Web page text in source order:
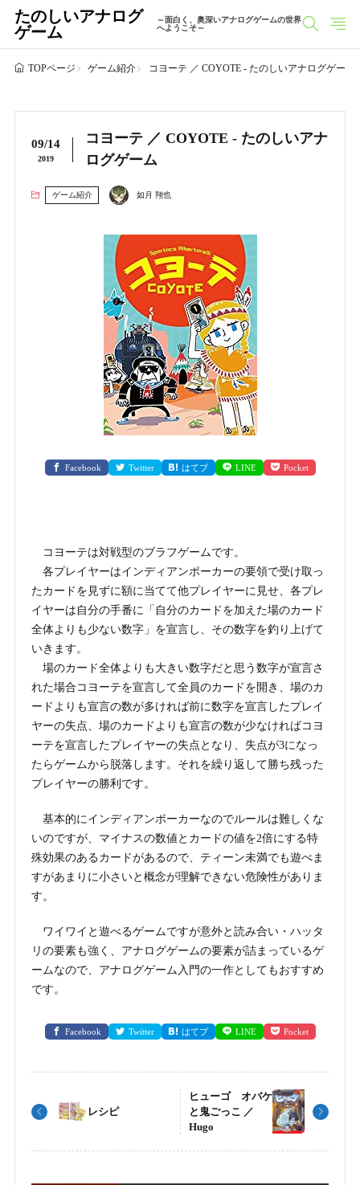
たのしいアナログ
ゲーム
～面白く、奥深いアナログゲームの世界
へようこそ～
TOPページ ゲーム紹介 コヨーテ ／ COYOTE - たのしいアナログゲーム
09/14
2019
コヨーテ ／ COYOTE - たのしいアナ
ログゲーム
ゲーム紹介 如月 翔也
Facebook Twitter はてブ LINE Pocket
コヨーテは対戦型のブラフゲームです。
各プレイヤーはインディアンポーカーの要領で受け取っ
たカードを見ずに額に当てて他プレイヤーに見せ、各プレ
イヤーは自分の手番に「自分のカードを加えた場のカード
全体よりも少ない数字」を宣言し、その数字を釣り上げて
いきます。
場のカード全体よりも大きい数字だと思う数字が宣言さ
れた場合コヨーテを宣言して全員のカードを開き、場のカ
ードよりも宣言の数が多ければ前に数字を宣言したプレイ
ヤーの失点、場のカードよりも宣言の数が少なければコヨ
ーテを宣言したプレイヤーの失点となり、失点が3になっ
たらゲームから脱落します。それを繰り返して勝ち残った
プレイヤーの勝利です。
基本的にインディアンポーカーなのでルールは難しくな
いのですが、マイナスの数値とカードの値を2倍にする特
殊効果のあるカードがあるので、ティーン未満でも遊べま
すがあまりに小さいと概念が理解できない危険性がありま
す。
ワイワイと遊べるゲームですが意外と読み合い・ハッタ
リの要素も強く、アナログゲームの要素が詰まっているゲ
ームなので、アナログゲーム入門の一作としてもおすすめ
です。
Facebook Twitter はてブ LINE Pocket
レシピ
ヒューゴ オバケ
と鬼ごっこ ／
Hugo